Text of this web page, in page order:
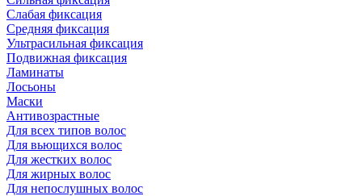
Слабая фиксация
Средняя фиксация
Ультрасильная фиксация
Подвижная фиксация
Ламинаты
Лосьоны
Маски
Антивозрастные
Для всех типов волос
Для вьющихся волос
Для жестких волос
Для жирных волос
Для непослушных волос